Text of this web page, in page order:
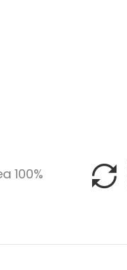
100%